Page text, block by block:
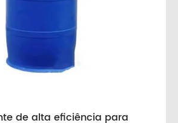
de alta eficiência para